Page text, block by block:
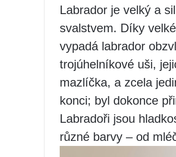
Labrador je velký a
svalstvem. Díky
vypadá labrador
trojúhelníkové uši,
mazlíčka, a zcela
konci; byl dokonce
Labradoři jsou
různé barvy – od